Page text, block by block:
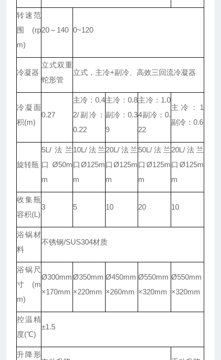
转速范
围(rp
m)
20～140 0~120
冷凝器
立式双重
蛇形管
立式，主冷+副冷、高效三回流冷凝器
冷凝面
积(m)
0.27
主冷：0.4
2/副冷：
0.22
主冷：0.8
副冷：0.3
9
主冷：1.0
4副冷：0.
22
主冷：1
副冷：0.6
旋转瓶
5L/法兰
口Ø50m
m
10L/法兰
口Ø125m
m
20L/法兰
口Ø125m
m
50L/法兰
口Ø125m
m
20L/法兰
口Ø125m
m
收集瓶
容积(L)
3 5 10 20 10
浴锅材
料
不锈钢/SUS304材质
浴锅尺
寸(m
m)
Ø300mm
×170mm
Ø350mm
×220mm
Ø450mm
×260mm
Ø550mm
×320mm
Ø550mm
×320mm
控温精
度(℃)
±1.5
升降形